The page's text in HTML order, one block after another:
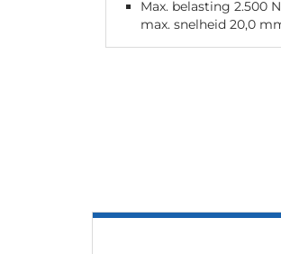
Max. belasting 2.500
max. snelheid 20,0